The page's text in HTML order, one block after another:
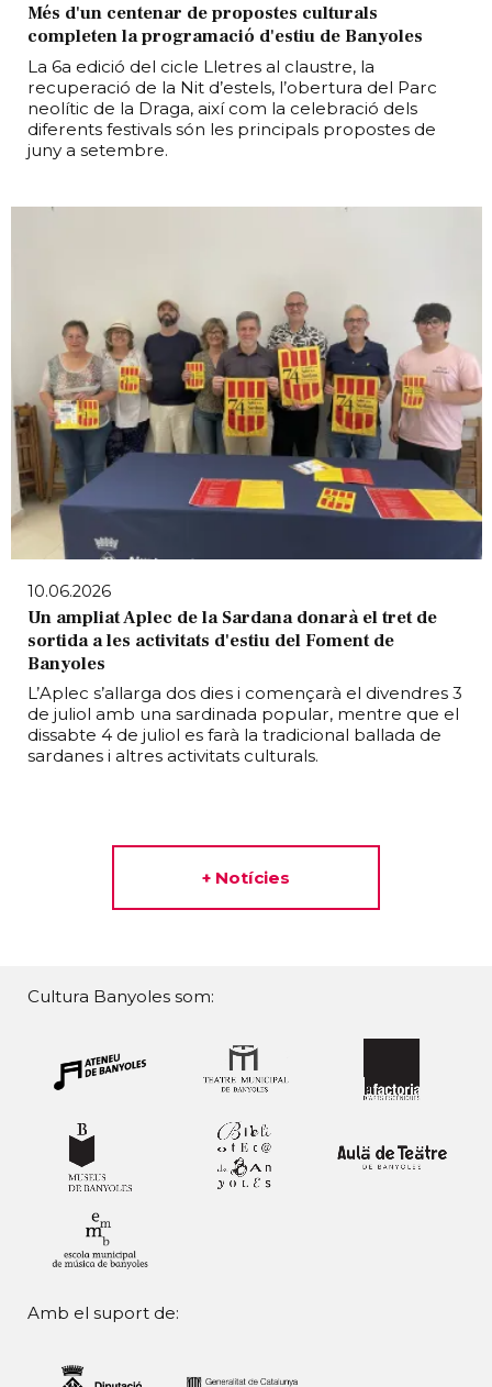
Més d'un centenar de propostes culturals
completen la programació d'estiu de Banyoles
La 6a edició del cicle Lletres al claustre, la
recuperació de la Nit d’estels, l’obertura del Parc
neolític de la Draga, així com la celebració dels
diferents festivals són les principals propostes de
juny a setembre.
10.06.2026
Un ampliat Aplec de la Sardana donarà el tret de
sortida a les activitats d'estiu del Foment de
Banyoles
L’Aplec s’allarga dos dies i començarà el divendres 3
de juliol amb una sardinada popular, mentre que el
dissabte 4 de juliol es farà la tradicional ballada de
sardanes i altres activitats culturals.
+ Notícies
Cultura Banyoles som:
Amb el suport de: